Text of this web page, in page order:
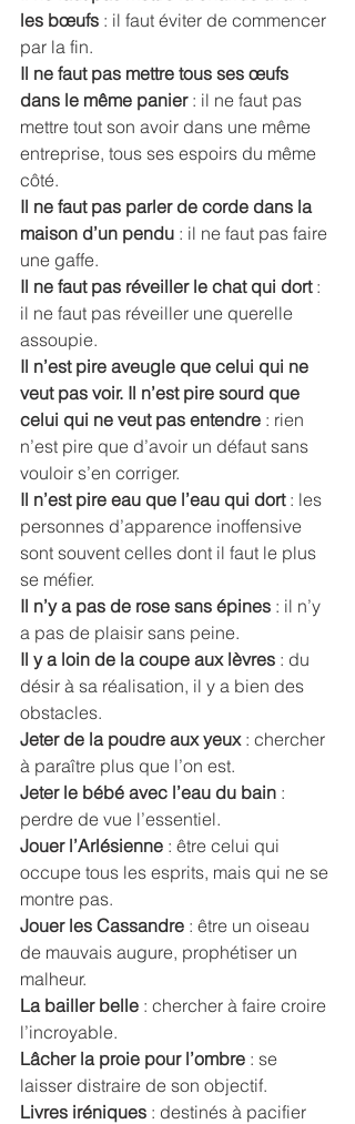
les bœufs : il faut éviter de commencer
par la fin.
Il ne faut pas mettre tous ses œufs
dans le même panier : il ne faut pas
mettre tout son avoir dans une même
entreprise, tous ses espoirs du même
côté.
Il ne faut pas parler de corde dans la
maison d’un pendu : il ne faut pas faire
une gaffe.
Il ne faut pas réveiller le chat qui dort :
il ne faut pas réveiller une querelle
assoupie.
Il n’est pire aveugle que celui qui ne
veut pas voir. Il n’est pire sourd que
celui qui ne veut pas entendre : rien
n’est pire que d’avoir un défaut sans
vouloir s’en corriger.
Il n’est pire eau que l’eau qui dort : les
personnes d’apparence inoffensive
sont souvent celles dont il faut le plus
se méfier.
Il n’y a pas de rose sans épines : il n’y
a pas de plaisir sans peine.
Il y a loin de la coupe aux lèvres : du
désir à sa réalisation, il y a bien des
obstacles.
Jeter de la poudre aux yeux : chercher
à paraître plus que l’on est.
Jeter le bébé avec l’eau du bain :
perdre de vue l’essentiel.
Jouer l’Arlésienne : être celui qui
occupe tous les esprits, mais qui ne se
montre pas.
Jouer les Cassandre : être un oiseau
de mauvais augure, prophétiser un
malheur.
La bailler belle : chercher à faire croire
l’incroyable.
Lâcher la proie pour l’ombre : se
laisser distraire de son objectif.
Livres iréniques : destinés à pacifier